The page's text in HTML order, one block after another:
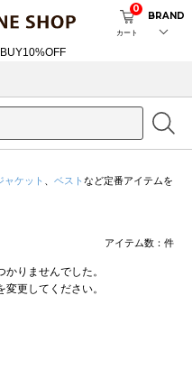
カート
0
BRAND
ャケット ベスト など定番アイテムを
アイテム数： 件
りませんでした。
更してください。